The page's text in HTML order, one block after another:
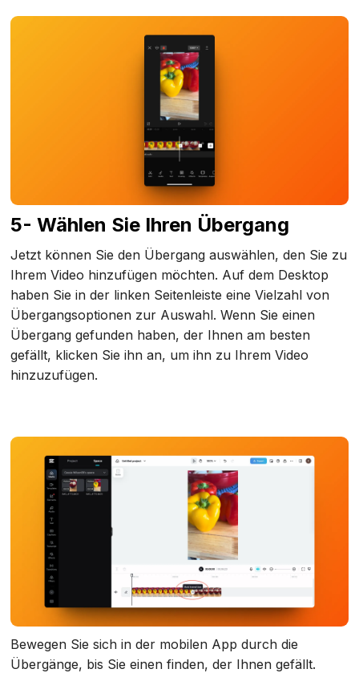
5- Wählen Sie Ihren Übergang
Jetzt können Sie den Übergang auswählen, den Sie zu
Ihrem Video hinzufügen möchten. Auf dem Desktop
haben Sie in der linken Seitenleiste eine Vielzahl von
Übergangsoptionen zur Auswahl. Wenn Sie einen
Übergang gefunden haben, der Ihnen am besten
gefällt, klicken Sie ihn an, um ihn zu Ihrem Video
hinzuzufügen.
Bewegen Sie sich in der mobilen App durch die
Übergänge, bis Sie einen finden, der Ihnen gefällt.